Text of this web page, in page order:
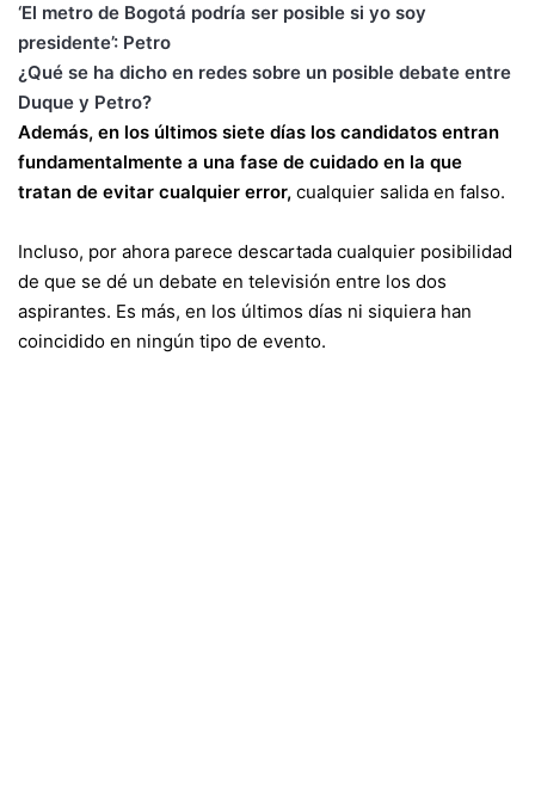
‘El metro de Bogotá podría ser posible si yo soy
presidente’: Petro
¿Qué se ha dicho en redes sobre un posible debate entre
Duque y Petro?
Además, en los últimos siete días los candidatos entran
fundamentalmente a una fase de cuidado en la que
tratan de evitar cualquier error, cualquier salida en falso.
Incluso, por ahora parece descartada cualquier posibilidad
de que se dé un debate en televisión entre los dos
aspirantes. Es más, en los últimos días ni siquiera han
coincidido en ningún tipo de evento.